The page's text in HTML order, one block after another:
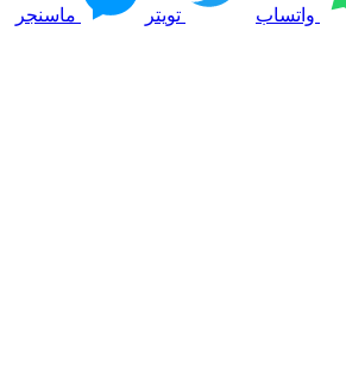
واتساب تويتر ماسنجر